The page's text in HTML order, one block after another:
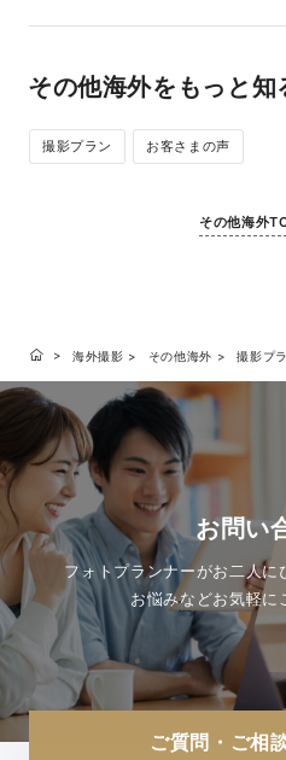
その他海外をもっと知
撮影プラン お客さまの声
その他海外
海外撮影 その他海外 撮影プ
お問い
フォトプランナーがお二人
お悩みなどお気軽に
ご質問・ご相